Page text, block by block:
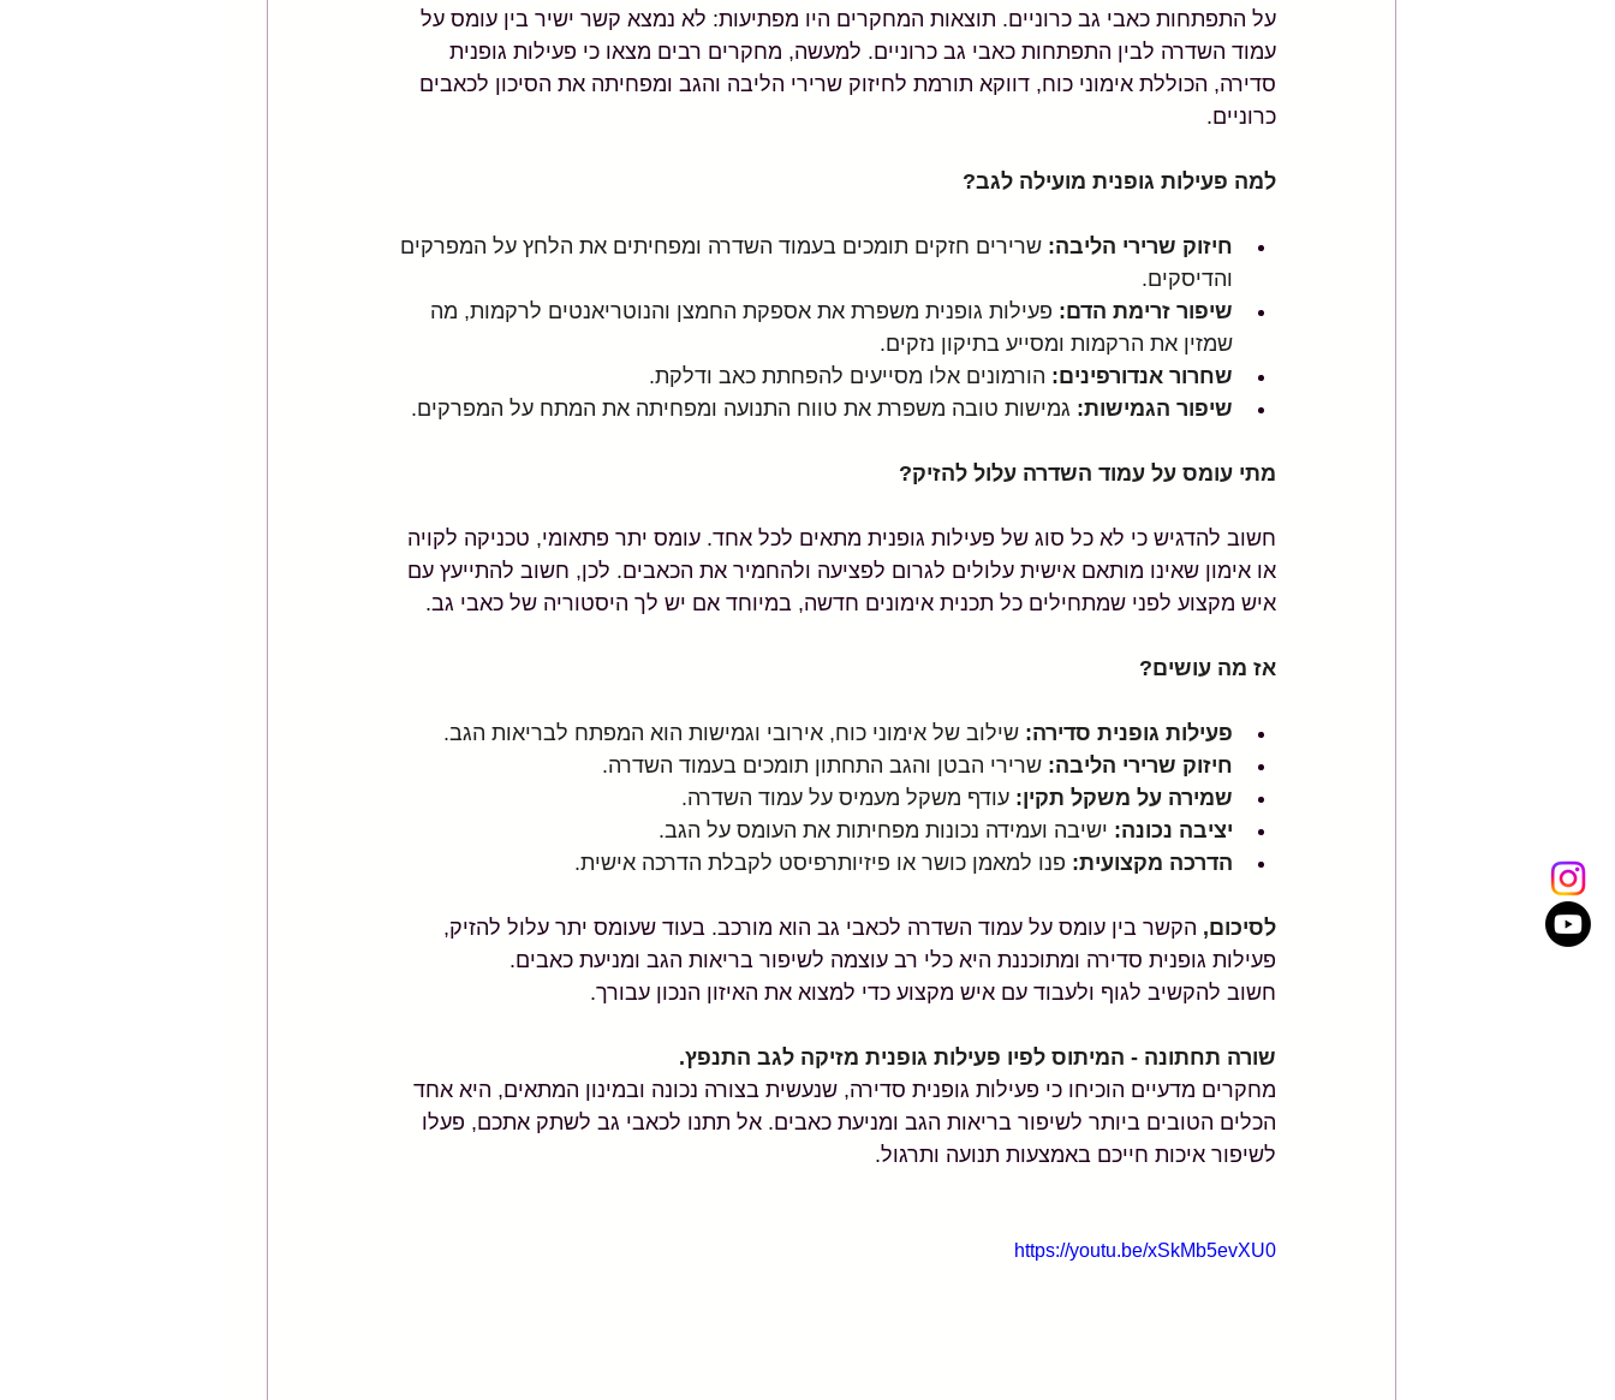
על התפתחות כאבי גב כרוניים. תוצאות המחקרים היו מפתיעות: לא נמצא קשר ישיר בין עומס על
עמוד השדרה לבין התפתחות כאבי גב כרוניים. למעשה, מחקרים רבים מצאו כי פעילות גופנית
סדירה, הכוללת אימוני כוח, דווקא תורמת לחיזוק שרירי הליבה והגב ומפחיתה את הסיכון לכאבים
כרוניים.
למה פעילות גופנית מועילה לגב?
חיזוק שרירי הליבה: שרירים חזקים תומכים בעמוד השדרה ומפחיתים את הלחץ על המפרקים
והדיסקים.
שיפור זרימת הדם: פעילות גופנית משפרת את אספקת החמצן והנוטריאנטים לרקמות, מה
שמזין את הרקמות ומסייע בתיקון נזקים.
שחרור אנדורפינים: הורמונים אלו מסייעים להפחתת כאב ודלקת.
שיפור הגמישות: גמישות טובה משפרת את טווח התנועה ומפחיתה את המתח על המפרקים.
מתי עומס על עמוד השדרה עלול להזיק?
חשוב להדגיש כי לא כל סוג של פעילות גופנית מתאים לכל אחד. עומס יתר פתאומי, טכניקה לקויה
או אימון שאינו מותאם אישית עלולים לגרום לפציעה ולהחמיר את הכאבים. לכן, חשוב להתייעץ עם
איש מקצוע לפני שמתחילים כל תכנית אימונים חדשה, במיוחד אם יש לך היסטוריה של כאבי גב.
אז מה עושים?
פעילות גופנית סדירה: שילוב של אימוני כוח, אירובי וגמישות הוא המפתח לבריאות הגב.
חיזוק שרירי הליבה: שרירי הבטן והגב התחתון תומכים בעמוד השדרה.
שמירה על משקל תקין: עודף משקל מעמיס על עמוד השדרה.
יציבה נכונה: ישיבה ועמידה נכונות מפחיתות את העומס על הגב.
הדרכה מקצועית: פנו למאמן כושר או פיזיותרפיסט לקבלת הדרכה אישית.
לסיכום, הקשר בין עומס על עמוד השדרה לכאבי גב הוא מורכב. בעוד שעומס יתר עלול להזיק,
פעילות גופנית סדירה ומתוכננת היא כלי רב עוצמה לשיפור בריאות הגב ומניעת כאבים.
חשוב להקשיב לגוף ולעבוד עם איש מקצוע כדי למצוא את האיזון הנכון עבורך.
שורה תחתונה - המיתוס לפיו פעילות גופנית מזיקה לגב התנפץ.
מחקרים מדעיים הוכיחו כי פעילות גופנית סדירה, שנעשית בצורה נכונה ובמינון המתאים, היא אחד
הכלים הטובים ביותר לשיפור בריאות הגב ומניעת כאבים. אל תתנו לכאבי גב לשתק אתכם, פעלו
לשיפור איכות חייכם באמצעות תנועה ותרגול.
https://youtu.be/xSkMb5evXU0